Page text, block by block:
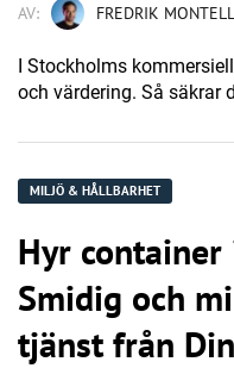
AV: FREDRIK MONTELL
I Stockholms
och värdering. Så säkrar
MILJÖ & HÅLLBARHET
Hyr
Smidig och
tjänst från